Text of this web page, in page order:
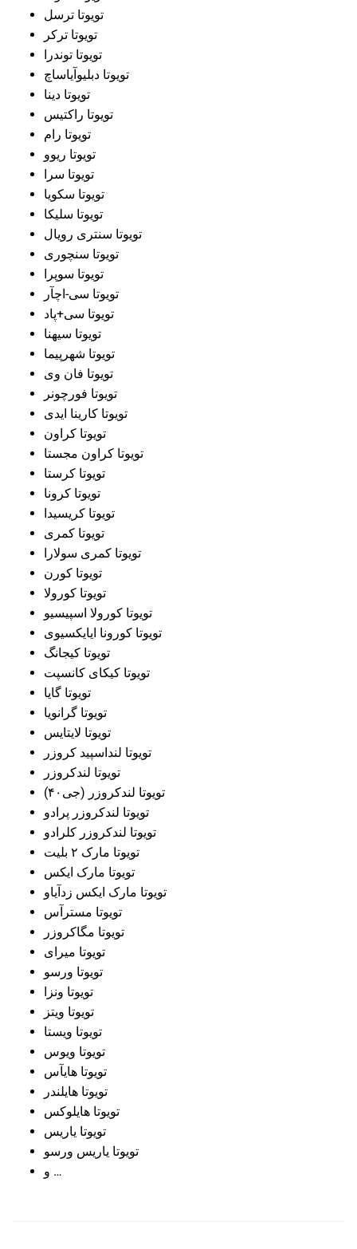
تویوتا ترسل
تویوتا ترکر
تویوتا توندرا
تویوتا دبلیوآیاساچ
تویوتا دینا
تویوتا راکتیس
تویوتا رام
تویوتا ریوو
تویوتا سرا
تویوتا سکویا
تویوتا سلیکا
تویوتا سنتری رویال
تویوتا سنچوری
تویوتا سوپرا
تویوتا سی-اچآر
تویوتا سی+پاد
تویوتا سیهنا
تویوتا شهرپیما
تویوتا فان وی
تویوتا فورچونر
تویوتا کارینا ایدی
تویوتا کراون
تویوتا کراون مجستا
تویوتا کرستا
تویوتا کرونا
تویوتا کریسیدا
تویوتا کمری
تویوتا کمری سولارا
تویوتا کورن
تویوتا کورولا
تویوتا کورولا اسپیسیو
تویوتا کورونا ایایکسیوی
تویوتا کیجانگ
تویوتا کیکای کانسپت
تویوتا گایا
تویوتا گرانویا
تویوتا لایتایس
تویوتا لنداسپید کروزر
تویوتا لندکروزر
تویوتا لندکروزر (جی۴۰)
تویوتا لندکروزر پرادو
تویوتا لندکروزر کلرادو
تویوتا مارک ۲ بلیت
تویوتا مارک ایکس
تویوتا مارک ایکس زدآیاو
تویوتا مسترآس
تویوتا مگاکروزر
تویوتا میرای
تویوتا ورسو
تویوتا ونزا
تویوتا ویتز
تویوتا ویستا
تویوتا ویوس
تویوتا هایآس
تویوتا هایلندر
تویوتا هایلوکس
تویوتا یاریس
تویوتا یاریس ورسو
و …